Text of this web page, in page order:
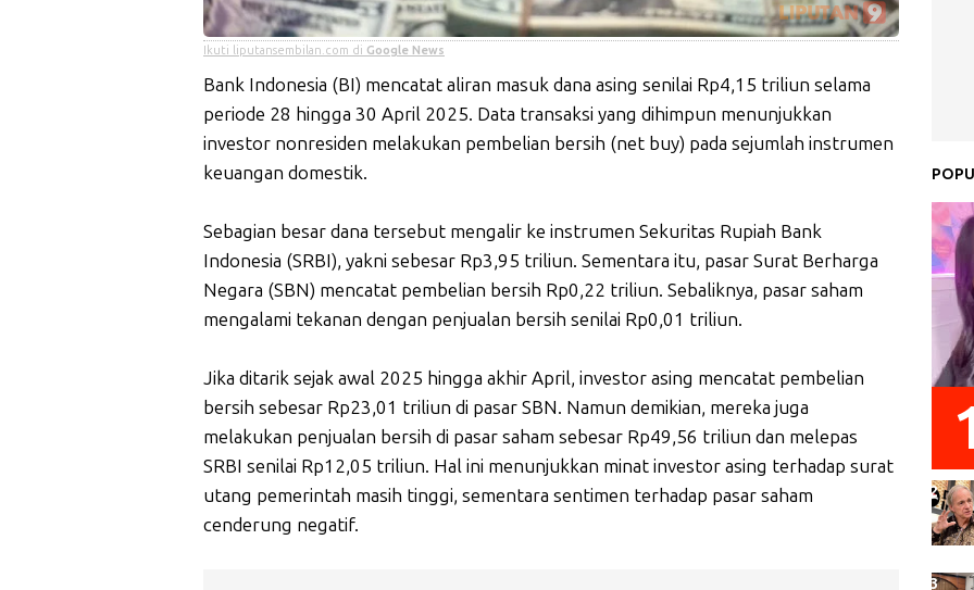
Ikuti liputansembilan.com di Google News
Bank Indonesia (BI) mencatat aliran masuk dana asing senilai Rp4,15 triliun selama
periode 28 hingga 30 April 2025. Data transaksi yang dihimpun menunjukkan
investor nonresiden melakukan pembelian bersih (net buy) pada sejumlah instrumen
keuangan domestik.
Sebagian besar dana tersebut mengalir ke instrumen Sekuritas Rupiah Bank
Indonesia (SRBI), yakni sebesar Rp3,95 triliun. Sementara itu, pasar Surat Berharga
Negara (SBN) mencatat pembelian bersih Rp0,22 triliun. Sebaliknya, pasar saham
mengalami tekanan dengan penjualan bersih senilai Rp0,01 triliun.
Jika ditarik sejak awal 2025 hingga akhir April, investor asing mencatat pembelian
bersih sebesar Rp23,01 triliun di pasar SBN. Namun demikian, mereka juga
melakukan penjualan bersih di pasar saham sebesar Rp49,56 triliun dan melepas
SRBI senilai Rp12,05 triliun. Hal ini menunjukkan minat investor asing terhadap surat
utang pemerintah masih tinggi, sementara sentimen terhadap pasar saham
cenderung negatif.